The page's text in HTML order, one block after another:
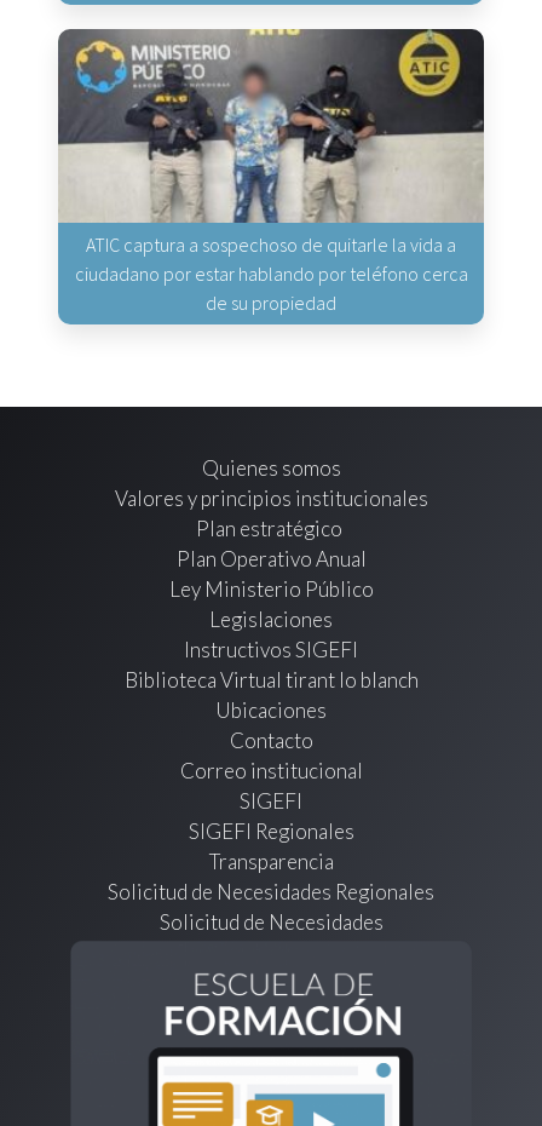
ATIC captura a sospechoso de quitarle la vida a
ciudadano por estar hablando por teléfono cerca
de su propiedad
Quienes somos
Valores y principios institucionales
Plan estratégico
Plan Operativo Anual
Ley Ministerio Público
Legislaciones
Instructivos SIGEFI
Biblioteca Virtual tirant lo blanch
Ubicaciones
Contacto
Correo institucional
SIGEFI
SIGEFI Regionales
Transparencia
Solicitud de Necesidades Regionales
Solicitud de Necesidades